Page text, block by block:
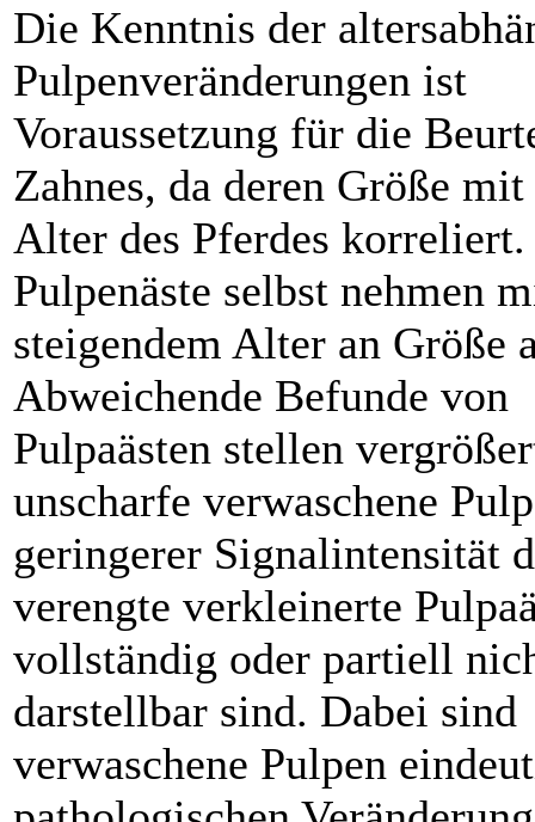
Die Kenntnis der
Pulpenveränderungen ist
Voraussetzung für die
Zahnes, da deren Größe
Alter des Pferdes
Pulpenäste selbst nehmen
steigendem Alter an Größe
Abweichende Befunde von
Pulpaästen stellen
unscharfe verwaschene
geringerer Signalintensität
verengte verkleinerte
vollständig oder partiell
darstellbar sind. Dabei sind
verwaschene Pulpen